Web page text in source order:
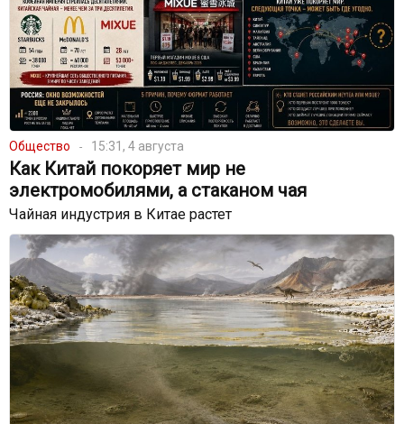
Общество 15:31, 4 августа
Как Китай покоряет мир не
электромобилями, а стаканом чая
Чайная индустрия в Китае растет